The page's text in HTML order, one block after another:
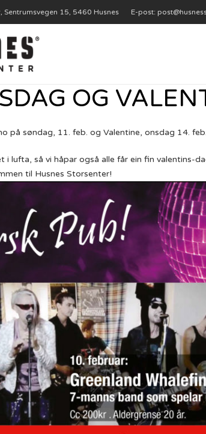
Sentrumsvegen 15, 5460 Husnes E-post:
OG
på søndag, 11. feb. og Valentine, onsdag 14.
i lufta, så vi håpar også alle får ein fin valentins-
til Husnes Storsenter!